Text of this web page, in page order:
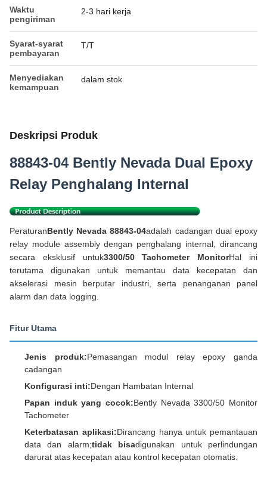
Waktu
pengiriman
2-3 hari kerja
Syarat-syarat
pembayaran
T/T
Menyediakan
kemampuan
dalam stok
Deskripsi Produk
88843-04 Bently Nevada Dual Epoxy
Relay Penghalang Internal
PeraturanBently Nevada 88843-04adalah cadangan dual epoxy
relay module assembly dengan penghalang internal, dirancang
secara eksklusif untuk3300/50 Tachometer MonitorHal ini
terutama digunakan untuk memantau data kecepatan dan
akselerasi mesin berputar industri, serta penanganan panel
alarm dan data logging.
Fitur Utama
Jenis produk:Pemasangan modul relay epoxy ganda
cadangan
Konfigurasi inti:Dengan Hambatan Internal
Papan induk yang cocok:Bently Nevada 3300/50 Monitor
Tachometer
Keterbatasan aplikasi:Dirancang hanya untuk pemantauan
data dan alarm;tidak bisadigunakan untuk perlindungan
darurat atas kecepatan atau kontrol kecepatan otomatis.